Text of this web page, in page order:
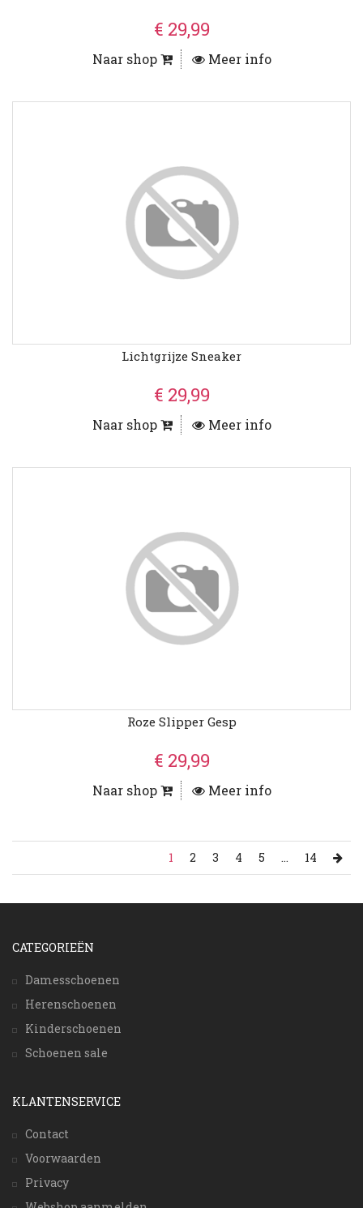
€ 29,99
Naar shop Meer info
Lichtgrijze Sneaker
€ 29,99
Naar shop Meer info
Roze Slipper Gesp
€ 29,99
Naar shop Meer info
1 2 3 4 5 ... 14
CATEGORIEËN
Damesschoenen
Herenschoenen
Kinderschoenen
Schoenen sale
KLANTENSERVICE
Contact
Voorwaarden
Privacy